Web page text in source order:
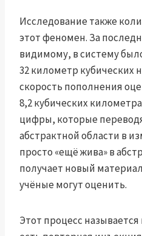
Исследование также
этот феномен. За
видимому, в систему
32 километр кубических
скорость пополнения
8,2 кубических
цифры, которые
абстрактной области в
просто «ещё жива» в
получает новый
учёные могут оценить.
Этот процесс